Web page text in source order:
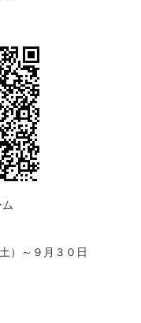
～９月３０日
ｋｍ）